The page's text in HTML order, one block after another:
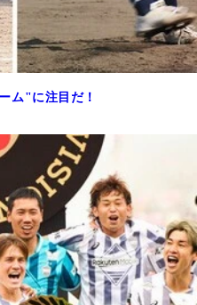
ム"に注目だ！